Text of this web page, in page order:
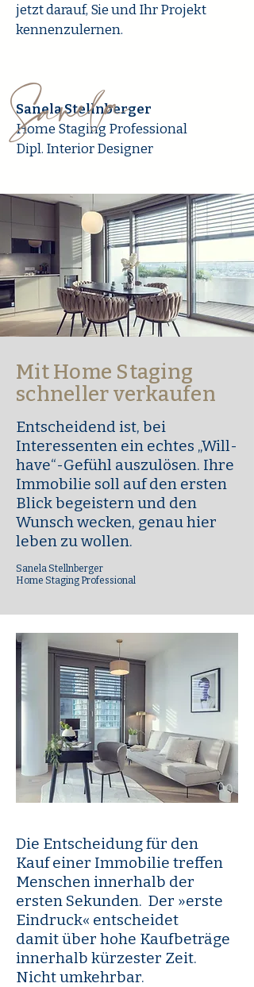
jetzt darauf, Sie und Ihr Projekt
kennenzulernen.
Sanela Stellnberger
Home Staging Professional
Dipl. Interior Designer
Mit Home Staging
schneller verkaufen
Entscheidend ist, bei
Interessenten ein echtes „Will-
have“-Gefühl auszulösen. Ihre
Immobilie soll auf den ersten
Blick begeistern und den
Wunsch wecken, genau hier
leben zu wollen.
Sanela Stellnberger
Home Staging Professional
Die Entscheidung für den
Kauf einer Immobilie treffen
Menschen innerhalb der
ersten Sekunden. Der »erste
Eindruck« entscheidet
damitüber hohe Kaufbeträge
innerhalb kürzester Zeit.
Nicht umkehrbar.